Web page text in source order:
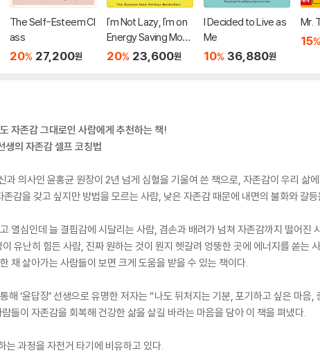
The Self-Esteem Cl
ass
20% 27,200원
I'm Not Lazy, I'm on
Energy Saving Mod
e
20% 23,600원
I Decided to Live as
Me
10% 36,880원
Mr.
15%
자존감 그대로인 사람에게 추천하는 책!
생의 자존감 셀프 코칭법
과 의사인 윤홍균 원장이 2년 넘게 심혈을 기울여 쓴 책으로, 자존감이 우리 삶
존감을 갖고 싶지만 방법을 모르는 사람, 낮은 자존감 때문에 내면의 불화와 갈
열심인데 늘 결핍감에 시달리는 사람, 겸손과 배려가 넘쳐 자존감까지 떨어
유난히 힘든 사람, 진짜 원하는 것이 뭔지 헷갈려 엉뚱한 곳에 에너지를 쏟는
채 살아가는 사람들이 보면 크게 도움을 받을 수 있는 책이다.
해 ‘윤답장’ 선생으로 유명한 저자는 “나도 뒤처지는 기분, 포기하고 싶은 마
들이 자존감을 회복해 건강한 삶을 살길 바라는 마음을 담아 이 책을 펴냈다.
는 과정을 자전거 타기에 비유하고 있다.